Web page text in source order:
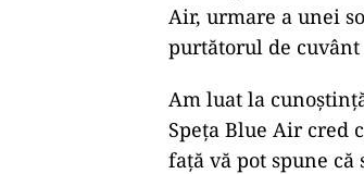
Air, urmare a unei
purtătorul de
Am luat la
Speţa Blue Air cred
faţă vă pot spune